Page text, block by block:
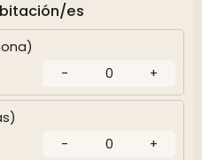
es
-
0 +
-
0 +